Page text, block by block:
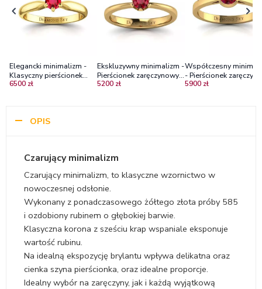
Elegancki minimalizm -
Klasyczny pierścionek
zaręczynowy z rubinem,
6500 zł
Ekskluzywny minimalizm -
Pierścionek zaręczynowy z
żółtego złota z rubinem
5200 zł
Współczesny
- Pierścionek
z żółtego złota z
5900 zł
OPIS
Czarujący minimalizm
Czarujący minimalizm, to klasyczne wzornictwo w
nowoczesnej odsłonie.
Wykonany z ponadczasowego żółtego złota próby 585
i ozdobiony rubinem o głębokiej barwie.
Klasyczna korona z sześciu krap wspaniale eksponuje
wartość rubinu.
Na idealną ekspozycję brylantu wpływa delikatna oraz
cienka szyna pierścionka, oraz idealne proporcje.
Idealny wybór na zaręczyny, jak i każdą wyjątkową